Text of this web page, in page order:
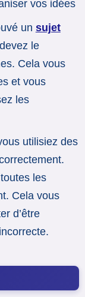
vos idées
un sujet
le
Cela vous
et vous
les
utilisiez des
les
Cela vous
d’être